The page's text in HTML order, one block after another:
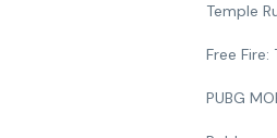
Temple
Free Fire:
PUBG